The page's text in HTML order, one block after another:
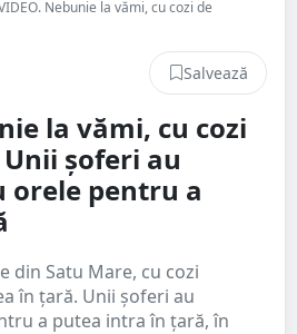
Nebunie la vămi, cu cozi de
Salvează
la vămi, cu cozi
șoferi au
orele pentru a
din Satu Mare, cu cozi
în țară. Unii șoferi au
a putea intra în țară, în